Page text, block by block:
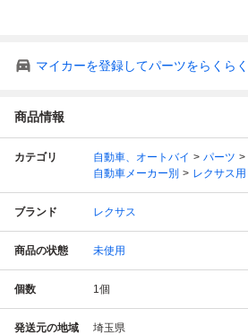
マイカーを登録してパーツをらくらく
商品情報
カテゴリ 自動車、オートバイ パーツ
自動車メーカー別
レクサス用
ブランド レクサス
商品の状態 未使用
個数 1個
発送元の地域 埼玉県